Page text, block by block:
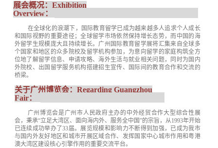
展会概况： Exhibition
Overview：
在全球化的浪潮下，国际教育留学已成为越来越多人追求个人成长
和国际视野的重要途径； 全球留学市场依然保持增长态势，而中国的海
外留学生规模庞大且持续增长。广州国际教育留学展将汇集来自全球多
个国家和地区的众多院校及留学机构参加，为意向留学的家庭构筑全方
位地了解留学信息、申请攻略、海外生活与就业相关问题，同时为 国 内
外院校、出国留学服务机构搭建招生宣传、国际间的教育合作和交流的
桥梁。
关于广州博览会： Regarding Guangzhou
Fair：
广州博览会是广州市人民政府主办的中外经贸合作大型综合性展
会，秉承“立足大湾区、面向海内外、服务全中国”的宗旨，从1993年开始
已连续成功举办了33届。展览规模和影响力不断得到加强，已成为我市
与国内外友好地区和城市开展区域合作、发挥国家中心城市作用和粤港
澳大湾区建设核心引擎作用的重要交流平台。